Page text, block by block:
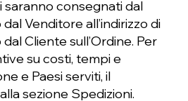
consegnati dal
Venditore all’indirizzo di
Cliente sull’Ordine. Per
su costi, tempi e
e Paesi serviti, il
sezione Spedizioni.